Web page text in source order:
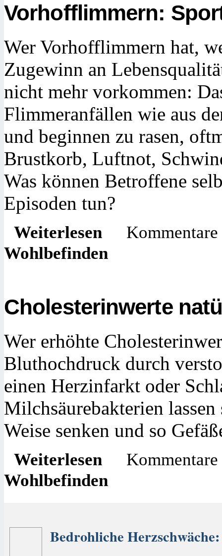
Vorhofflimmern:
Wer Vorhofflimmern hat,
Zugewinn an
nicht mehr vorkommen:
Flimmeranfällen wie aus
und beginnen zu rasen,
Brustkorb, Luftnot,
Was können Betroffene
Episoden tun?
Weiterlesen
Wohlbefinden
Cholesterinwerte
Wer erhöhte
Bluthochdruck durch
einen Herzinfarkt oder
Milchsäurebakterien
Weise senken und so
Weiterlesen
Wohlbefinden
Bedrohliche